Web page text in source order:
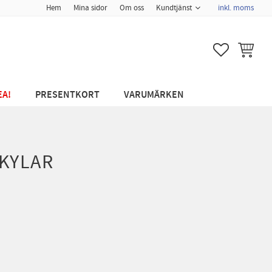
Hem Mina sidor Om oss Kundtjänst inkl. moms
FAVORITER
PRESENTKORT VARUMÄRKEN